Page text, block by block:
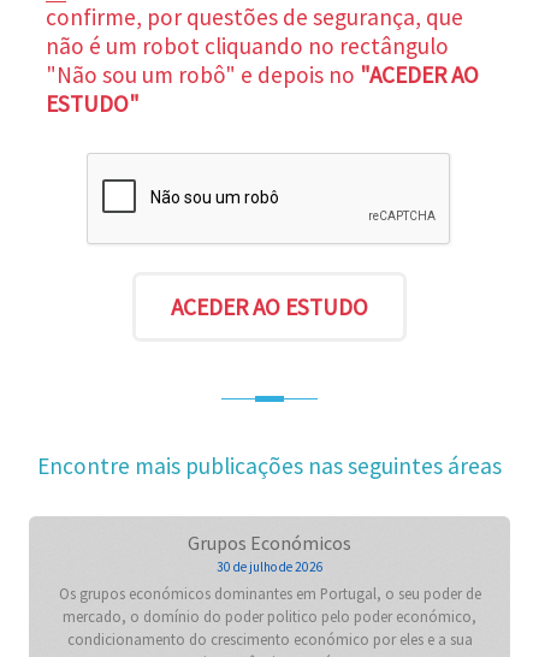
confirme, por questões de segurança, que
não é um robot cliquando no rectângulo
"Não sou um robô" e depois no "ACEDER AO
ESTUDO"
Encontre mais publicações nas seguintes áreas
Grupos Económicos
30 de julho de 2026
Os grupos económicos dominantes em Portugal, o seu poder de
mercado, o domínio do poder politico pelo poder económico,
condicionamento do crescimento económico por eles e a sua